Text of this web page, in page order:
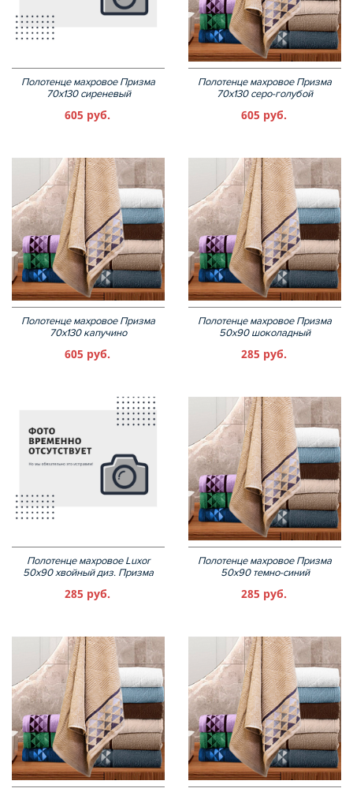
Полотенце махровое Призма
70х130 сиреневый
605 руб.
Полотенце махровое Призма
70х130 серо-голубой
605 руб.
Полотенце махровое Призма
70х130 капучино
605 руб.
Полотенце махровое Призма
50х90 шоколадный
285 руб.
Полотенце махровое Luxor
50х90 хвойный диз. Призма
285 руб.
Полотенце махровое Призма
50х90 темно-синий
285 руб.